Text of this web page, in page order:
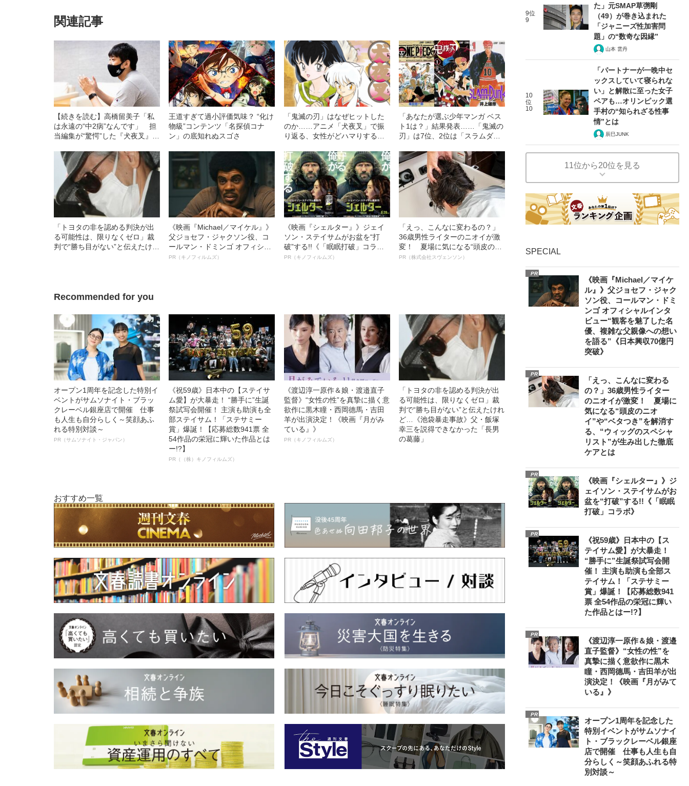
関連記事
【続きを読む】高橋留美子「私
は永遠の“中2病”なんです」 担
当編集が“驚愕”した『犬夜叉』声
王道すぎて過小評価気味？ “化け
物級”コンテンツ「名探偵コナ
ン」の底知れぬスゴさ
「鬼滅の刃」はなぜヒットした
のか……アニメ「犬夜叉」で振
り返る、女性がどハマりする少
「あなたが選ぶ少年マンガ ベス
ト1は？」結果発表……「鬼滅の
刃」は7位、2位は「スラムダン
「トヨタの非を認める判決が出
る可能性は、限りなくゼロ」裁
判で“勝ち目がない”と伝えたけれ
《映画『Michael／マイケル』》
父ジョセフ・ジャクソン役、コ
ールマン・ドミンゴ オフィシャ
ルインタビュー“観客を魅了した
PR（キノフィルムズ）
《映画『シェルター』》ジェイ
ソン・ステイサムがお盆を“打
破”する!!《「眠眠打破」コラ
ボ》
PR（キノフィルムズ）
「えっ、こんなに変わるの？」
36歳男性ライターのニオイが激
変！ 夏場に気になる“頭皮のニ
オイ”や“ベタつき”を解消す
PR（株式会社スヴェンソン）
Recommended for you
オープン1周年を記念した特別イ
ベントがサムソナイト・ブラッ
クレーベル銀座店で開催 仕事
も人生も自分らしく～笑顔あふ
れる特別対談～
PR（サムソナイト・ジャパン）
《祝59歳》日本中の【ステイサ
ム愛】が大暴走！ “勝手に”生誕
祭試写会開催！ 主演も助演も全
部ステイサム！「ステサミー
賞」爆誕！【応募総数941票 全
54作品の栄冠に輝いた作品とは
ー!?】
PR（（株）キノフィルムズ）
《渡辺淳一原作＆娘・渡邉直子
監督》“女性の性”を真摯に描く意
欲作に黒木瞳・西岡德馬・吉田
羊が出演決定！《映画『月がみ
ている』》
PR（キノフィルムズ）
「トヨタの非を認める判決が出
る可能性は、限りなくゼロ」裁
判で“勝ち目がない”と伝えたけれ
ど…《池袋暴走事故》父・飯塚
幸三を説得できなかった「長男
の葛藤」
おすすめ一覧
9位
9
た」元SMAP草彅剛
（49）が巻き込まれた
「ジャニーズ性加害問
題」の“数奇な因縁”
山本 雲丹
10
位
10
「パートナーが一晩中セ
ックスしていて寝られな
い」と解散に至った女子
ペアも…オリンピック選
手村の“知られざる性事
情”とは
辰巳JUNK
11位から20位を見る
SPECIAL
PR
《映画『Michael／マイケ
ル』》父ジョセフ・ジャク
ソン役、コールマン・ドミ
ンゴ オフィシャルインタ
ビュー“観客を魅了した名
優、複雑な父親像への想い
を語る”《日本興収70億円
突破》
PR
「えっ、こんなに変わる
の？」36歳男性ライター
のニオイが激変！ 夏場に
気になる“頭皮のニオ
イ”や“ベタつき”を解消す
る、“ウィッグのスペシャ
リスト”が生み出した徹底
ケアとは
PR
《映画『シェルター』》ジ
ェイソン・ステイサムがお
盆を“打破”する!!《「眠眠
打破」コラボ》
PR
《祝59歳》日本中の【ス
テイサム愛】が大暴走！
“勝手に”生誕祭試写会開
催！ 主演も助演も全部ス
テイサム！「ステサミー
賞」爆誕！【応募総数941
票 全54作品の栄冠に輝い
た作品とはー!?】
PR
《渡辺淳一原作＆娘・渡邉
直子監督》“女性の性”を
真摯に描く意欲作に黒木
瞳・西岡德馬・吉田羊が出
演決定！《映画『月がみて
いる』》
PR
オープン1周年を記念した
特別イベントがサムソナイ
ト・ブラックレーベル銀座
店で開催 仕事も人生も自
分らしく～笑顔あふれる特
別対談～